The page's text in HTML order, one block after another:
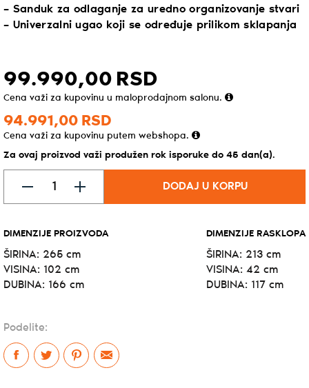
– Sanduk za odlaganje za uredno organizovanje stvari
– Univerzalni ugao koji se određuje prilikom sklapanja
99.990,00 RSD
Cena važi za kupovinu u maloprodajnom salonu.
94.991,00 RSD
Cena važi za kupovinu putem webshopa.
Za ovaj proizvod važi produžen rok isporuke do 45 dan(a).
DODAJ U KORPU
DIMENZIJE PROIZVODA
ŠIRINA: 265 cm
VISINA: 102 cm
DUBINA: 166 cm
DIMENZIJE RASKLOPA
ŠIRINA: 213 cm
VISINA: 42 cm
DUBINA: 117 cm
Podelite: